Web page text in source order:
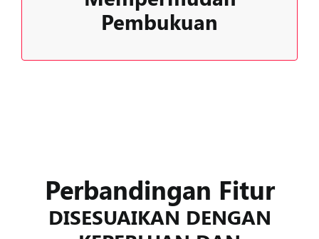
Pembukuan
semakin cepat dan mudah.
Perbandingan Fitur
DISESUAIKAN DENGAN